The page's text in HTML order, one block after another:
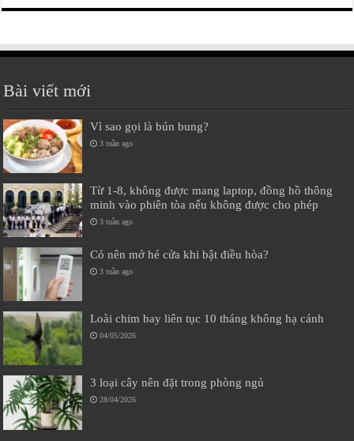
Bài viết mới
Vì sao gọi là bún bung?
3 tuần ago
Từ 1-8, không được mang laptop, đồng hồ thông
minh vào phiên tòa nếu không được cho phép
3 tuần ago
Có nên mở hé cửa khi bật điều hòa?
3 tuần ago
Loài chim bay liên tục 10 tháng không hạ cánh
04/05/2026
3 loại cây nên đặt trong phòng ngủ
28/04/2026